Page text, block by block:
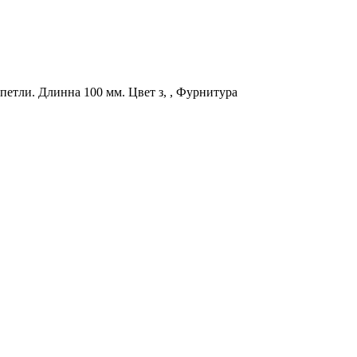
Длинна 100 мм. Цвет з, , Фурнитура